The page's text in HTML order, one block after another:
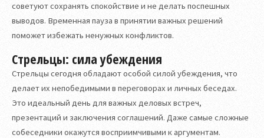
советуют сохранять спокойствие и не делать поспешных
выводов. Временная пауза в принятии важных решений
поможет избежать ненужных конфликтов.
Стрельцы: сила убеждения
Стрельцы сегодня обладают особой силой убеждения, что
делает их непобедимыми в переговорах и личных беседах.
Это идеальный день для важных деловых встреч,
презентаций и заключения соглашений. Даже самые сложные
собеседники окажутся восприимчивыми к аргументам.